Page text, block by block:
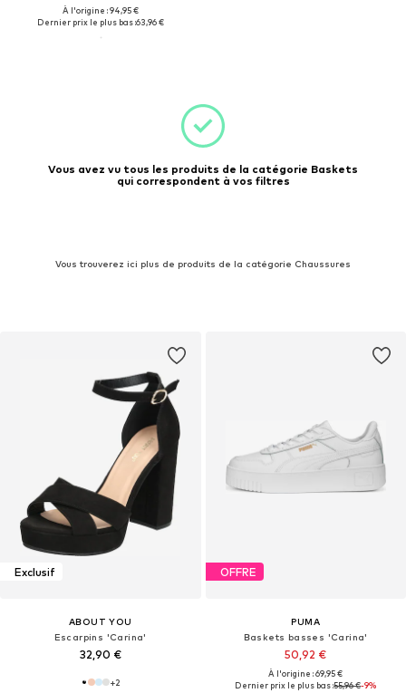
À l'origine : 94,95 €
Dernier prix le plus bas :63,96 €
Vous avez vu tous les produits de la catégorie Baskets
qui correspondent à vos filtres
Vous trouverez ici plus de produits de la catégorie Chaussures
Exclusif
ABOUT YOU
Escarpins 'Carina'
32,90 €
+2
OFFRE
PUMA
Baskets basses 'Carina'
50,92 €
À l'origine : 69,95 €
Dernier prix le plus bas :55,96 €-9%